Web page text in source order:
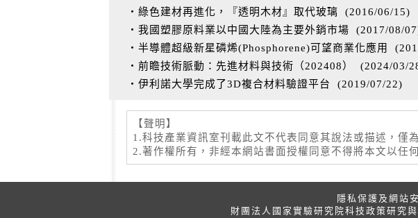
‧綠色建材再進化，『透明木材』取代玻璃 (2016/06/15)
‧我國塑膠原料業以中國大陸為主要外銷市場 (2017/08/07
‧半導體超級新星磷烯(Phosphorene)可望商業化應用
(
‧前瞻技術脈動：先進材料與技術（202408）
(2024/03/
‧伊利諾大學完成了3D複合材料驗證平台
(2019/07/22)
【聲明】
1.科技產業資訊室刊載此文不代表同意其說法或描述，僅
2.著作權所有，非經本網站書面授權同意不得將本文以任
隱私保護及網站
財團法人國家實驗研究院科技政策研